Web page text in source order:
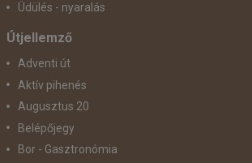
Üdülés - nyaralás
Útjellemző
Adventi út
Aktív pihenés
Augusztus 20
Belépőjegy
Bor - Gasztronómia